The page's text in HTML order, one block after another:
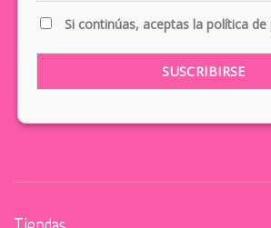
Si continúas, aceptas la política de